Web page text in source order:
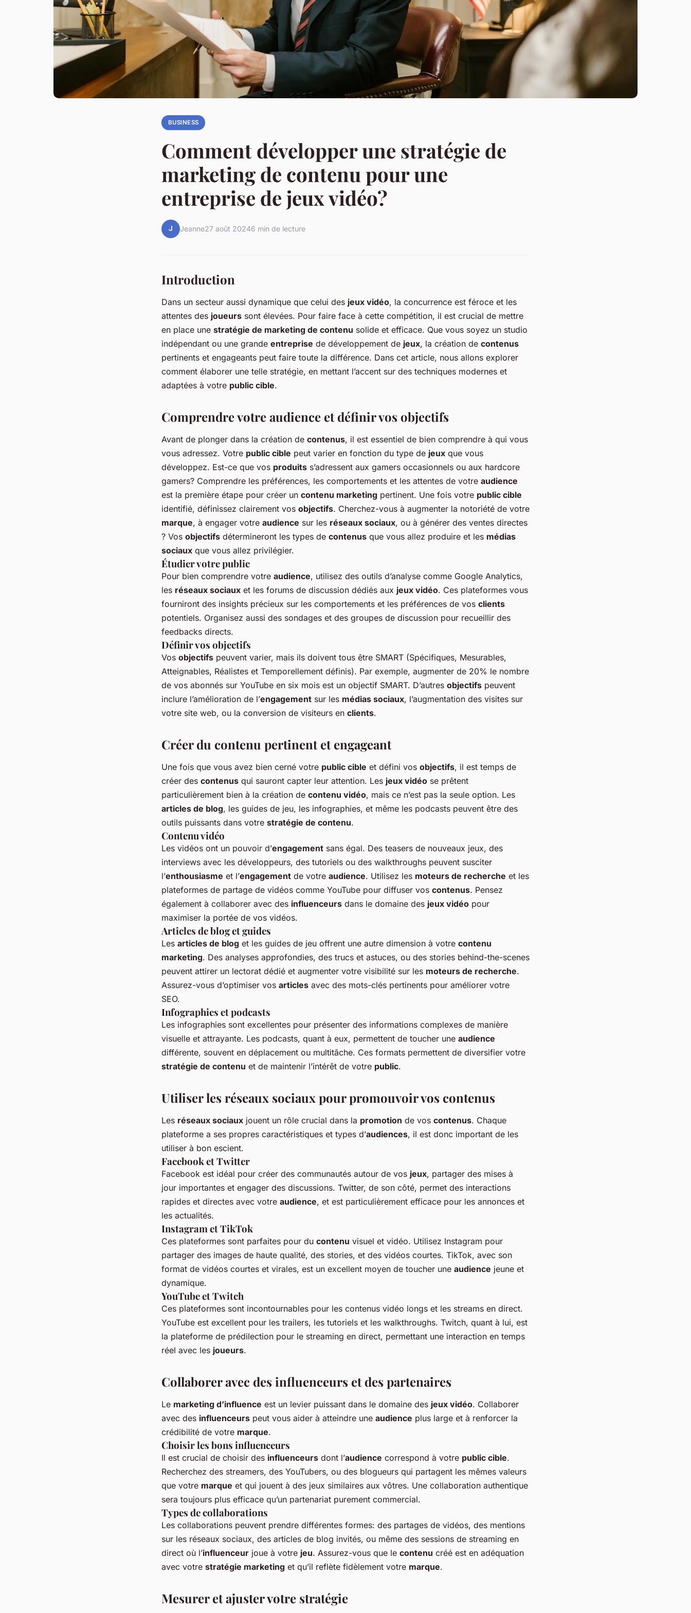
BUSINESS
Comment développer une stratégie de
marketing de contenu pour une
entreprise de jeux vidéo?
J Jeanne27 août 20246 min de lecture
Introduction
Dans un secteur aussi dynamique que celui des jeux vidéo, la concurrence est féroce et les
attentes des joueurs sont élevées. Pour faire face à cette compétition, il est crucial de mettre
en place une stratégie de marketing de contenu solide et efficace. Que vous soyez un studio
indépendant ou une grande entreprise de développement de jeux, la création de contenus
pertinents et engageants peut faire toute la différence. Dans cet article, nous allons explorer
comment élaborer une telle stratégie, en mettant l’accent sur des techniques modernes et
adaptées à votre public cible.
Comprendre votre audience et définir vos objectifs
Avant de plonger dans la création de contenus, il est essentiel de bien comprendre à qui vous
vous adressez. Votre public cible peut varier en fonction du type de jeux que vous
développez. Est-ce que vos produits s’adressent aux gamers occasionnels ou aux hardcore
gamers? Comprendre les préférences, les comportements et les attentes de votre audience
est la première étape pour créer un contenu marketing pertinent. Une fois votre public cible
identifié, définissez clairement vos objectifs. Cherchez-vous à augmenter la notoriété de votre
marque, à engager votre audience sur les réseaux sociaux, ou à générer des ventes directes
? Vos objectifs détermineront les types de contenus que vous allez produire et les médias
sociaux que vous allez privilégier.
Étudier votre public
Pour bien comprendre votre audience, utilisez des outils d’analyse comme Google Analytics,
les réseaux sociaux et les forums de discussion dédiés aux jeux vidéo. Ces plateformes vous
fourniront des insights précieux sur les comportements et les préférences de vos clients
potentiels. Organisez aussi des sondages et des groupes de discussion pour recueillir des
feedbacks directs.
Définir vos objectifs
Vos objectifs peuvent varier, mais ils doivent tous être SMART (Spécifiques, Mesurables,
Atteignables, Réalistes et Temporellement définis). Par exemple, augmenter de 20% le nombre
de vos abonnés sur YouTube en six mois est un objectif SMART. D’autres objectifs peuvent
inclure l’amélioration de l’engagement sur les médias sociaux, l’augmentation des visites sur
votre site web, ou la conversion de visiteurs en clients.
Créer du contenu pertinent et engageant
Une fois que vous avez bien cerné votre public cible et défini vos objectifs, il est temps de
créer des contenus qui sauront capter leur attention. Les jeux vidéo se prêtent
particulièrement bien à la création de contenu vidéo, mais ce n’est pas la seule option. Les
articles de blog, les guides de jeu, les infographies, et même les podcasts peuvent être des
outils puissants dans votre stratégie de contenu.
Contenu vidéo
Les vidéos ont un pouvoir d’engagement sans égal. Des teasers de nouveaux jeux, des
interviews avec les développeurs, des tutoriels ou des walkthroughs peuvent susciter
l’enthousiasme et l’engagement de votre audience. Utilisez les moteurs de recherche et les
plateformes de partage de vidéos comme YouTube pour diffuser vos contenus. Pensez
également à collaborer avec des influenceurs dans le domaine des jeux vidéo pour
maximiser la portée de vos vidéos.
Articles de blog et guides
Les articles de blog et les guides de jeu offrent une autre dimension à votre contenu
marketing. Des analyses approfondies, des trucs et astuces, ou des stories behind-the-scenes
peuvent attirer un lectorat dédié et augmenter votre visibilité sur les moteurs de recherche.
Assurez-vous d’optimiser vos articles avec des mots-clés pertinents pour améliorer votre
SEO.
Infographies et podcasts
Les infographies sont excellentes pour présenter des informations complexes de manière
visuelle et attrayante. Les podcasts, quant à eux, permettent de toucher une audience
différente, souvent en déplacement ou multitâche. Ces formats permettent de diversifier votre
stratégie de contenu et de maintenir l’intérêt de votre public.
Utiliser les réseaux sociaux pour promouvoir vos contenus
Les réseaux sociaux jouent un rôle crucial dans la promotion de vos contenus. Chaque
plateforme a ses propres caractéristiques et types d’audiences, il est donc important de les
utiliser à bon escient.
Facebook et Twitter
Facebook est idéal pour créer des communautés autour de vos jeux, partager des mises à
jour importantes et engager des discussions. Twitter, de son côté, permet des interactions
rapides et directes avec votre audience, et est particulièrement efficace pour les annonces et
les actualités.
Instagram et TikTok
Ces plateformes sont parfaites pour du contenu visuel et vidéo. Utilisez Instagram pour
partager des images de haute qualité, des stories, et des vidéos courtes. TikTok, avec son
format de vidéos courtes et virales, est un excellent moyen de toucher une audience jeune et
dynamique.
YouTube et Twitch
Ces plateformes sont incontournables pour les contenus vidéo longs et les streams en direct.
YouTube est excellent pour les trailers, les tutoriels et les walkthroughs. Twitch, quant à lui, est
la plateforme de prédilection pour le streaming en direct, permettant une interaction en temps
réel avec les joueurs.
Collaborer avec des influenceurs et des partenaires
Le marketing d’influence est un levier puissant dans le domaine des jeux vidéo. Collaborer
avec des influenceurs peut vous aider à atteindre une audience plus large et à renforcer la
crédibilité de votre marque.
Choisir les bons influenceurs
Il est crucial de choisir des influenceurs dont l’audience correspond à votre public cible.
Recherchez des streamers, des YouTubers, ou des blogueurs qui partagent les mêmes valeurs
que votre marque et qui jouent à des jeux similaires aux vôtres. Une collaboration authentique
sera toujours plus efficace qu’un partenariat purement commercial.
Types de collaborations
Les collaborations peuvent prendre différentes formes: des partages de vidéos, des mentions
sur les réseaux sociaux, des articles de blog invités, ou même des sessions de streaming en
direct où l’influenceur joue à votre jeu. Assurez-vous que le contenu créé est en adéquation
avec votre stratégie marketing et qu’il reflète fidèlement votre marque.
Mesurer et ajuster votre stratégie